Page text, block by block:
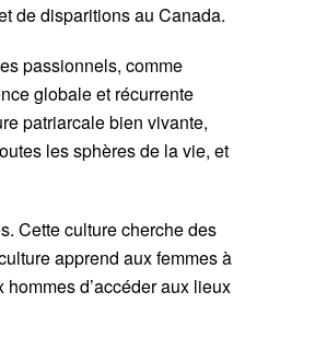
de disparitions au Canada.
passionnels, comme
globale et récurrente
patriarcale bien vivante,
les sphères de la vie, et
Cette culture cherche des
apprend aux femmes à
d’accéder aux lieux